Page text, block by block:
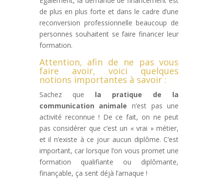
de plus en plus forte et dans le cadre d’une
reconversion professionnelle beaucoup de
personnes souhaitent se faire financer leur
formation.
Attention, afin de ne pas vous
faire avoir, voici quelques
notions importantes à savoir :
Sachez que la pratique de la
communication animale n’est pas une
activité reconnue ! De ce fait, on ne peut
pas considérer que c’est un « vrai » métier,
et il n’existe à ce jour aucun diplôme. C’est
important, car lorsque l’on vous promet une
formation qualifiante ou diplômante,
finançable, ça sent déjà l’arnaque !